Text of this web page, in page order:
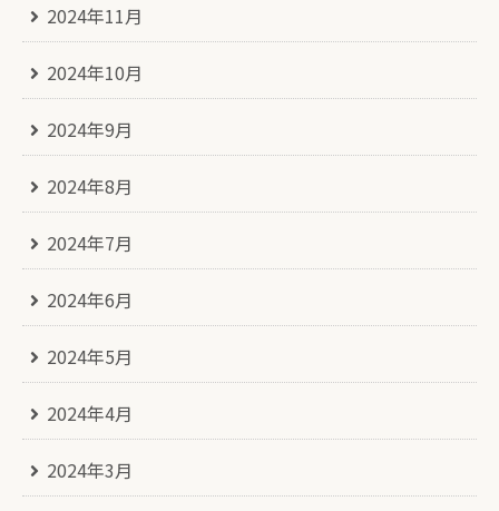
2024年11月
2024年10月
2024年9月
2024年8月
2024年7月
2024年6月
2024年5月
2024年4月
2024年3月